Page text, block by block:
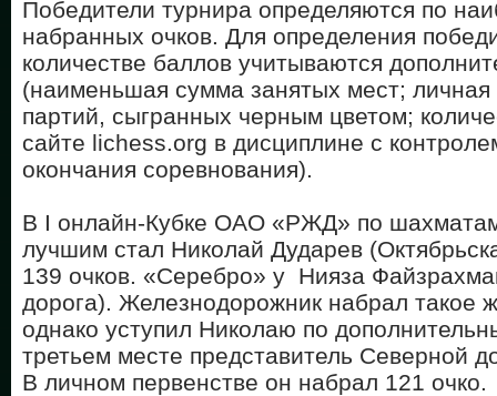
Победители турнира определяются по
набранных очков. Для определения
количестве баллов учитываются
(наименьшая сумма занятых мест; личная
партий, сыгранных черным цветом;
сайте lichess.org в дисциплине с
окончания соревнования).
В I онлайн-Кубке ОАО «РЖД» по
лучшим стал Николай Дударев
139 очков. «Серебро» у Нияза
дорога). Железнодорожник набрал такое
однако уступил Николаю по
третьем месте представитель Северной
В личном первенстве он набрал 121 очко.